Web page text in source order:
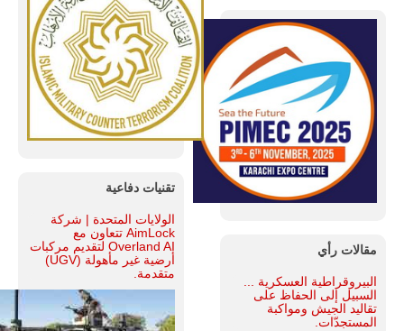
مقالات رأي
البيروقراطية العسكرية ...
السبيل إلى الحفاظ على
تقاليد الجيش ومواكبة
المستجدّات.
تقنيات دفاعية
الولايات المتحدة | شركة
AimLock تتعاون مع
Overland AI لتقديم مركبات
أرضية غير مأهولة (UGV)
متقدمة.